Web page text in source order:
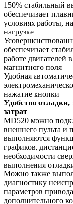
150% стабильный
обеспечивает
условиях работы,
нагрузке
обеспечивает
работе двигателей
магнитного поля
Удобная
нажатие кнопки
Удобство
затрат
MD520 можно
внешнего пульта и
выполняются
графиков,
необходимости
выполнения
Можно также
диагностику
параметров
дополнительного